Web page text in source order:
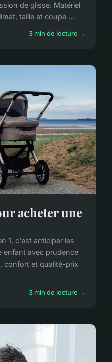
de glisse. Matériel
taille et coupe ...
3 min de lecture →
acheter une
1, c'est anticiper les
enfant avec prudence
confort et qualité-prix
3 min de lecture →